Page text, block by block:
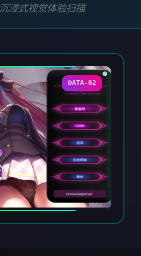
沉浸式视觉体验扫描
DATA-02